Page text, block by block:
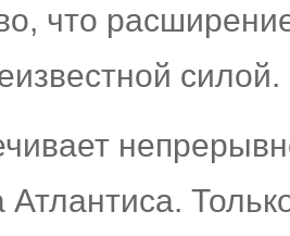
что
силой.
Атлантиса.